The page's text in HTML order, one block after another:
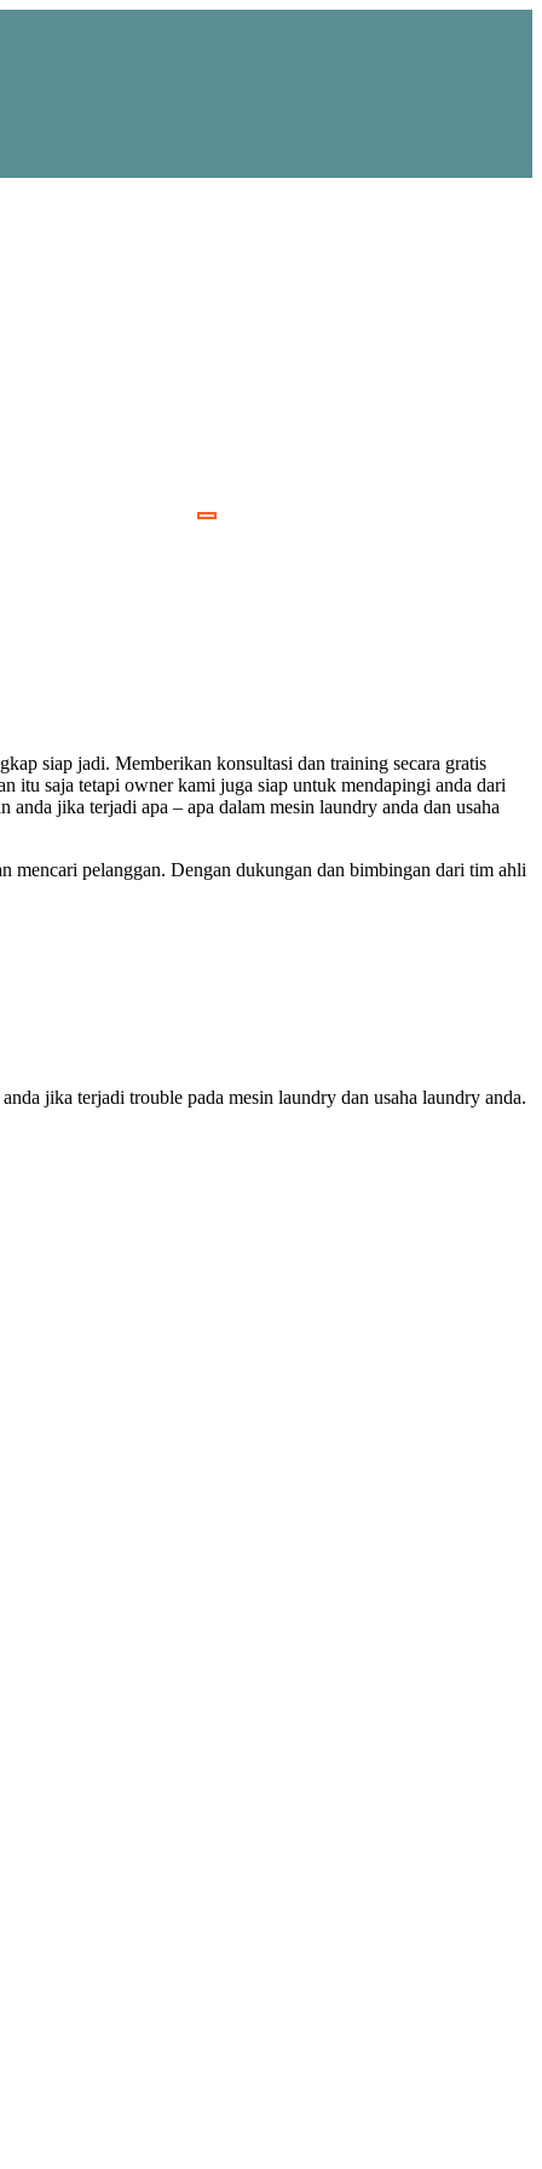
siap jadi. Memberikan konsultasi dan training secara gratis
itu saja tetapi owner kami juga siap untuk mendapingi anda dari
jika terjadi apa – apa dalam mesin laundry anda dan usaha
mencari pelanggan. Dengan dukungan dan bimbingan dari tim ahli
jika terjadi trouble pada mesin laundry dan usaha laundry anda.